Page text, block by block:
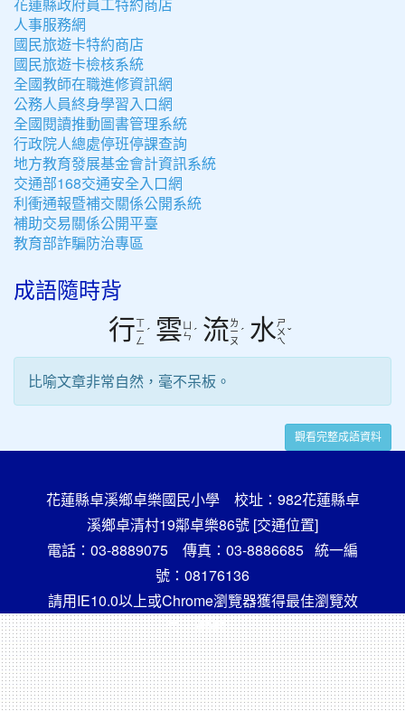
花蓮縣政府員工特約商店
人事服務網
國民旅遊卡特約商店
國民旅遊卡檢核系統
全國教師在職進修資訊網
公務人員終身學習入口網
全國閱讀推動圖書管理系統
行政院人總處停班停課查詢
地方教育發展基金會計資訊系統
交通部168交通安全入口網
利衝通報暨補交關係公開系統
補助交易關係公開平臺
教育部詐騙防治專區
成語隨時背
行ㄒ
ㄧ
ㄥ
ˊ 雲ㄩ
ㄣ ˊ 流ㄌ
ㄧ
ㄡ
ˊ 水ㄕ
ㄨ
ㄟ
ˇ
比喻文章非常自然，毫不呆板。
觀看完整成語資料
花蓮縣卓溪鄉卓樂國民小學 校址：982花蓮縣卓
溪鄉卓清村19鄰卓樂86號 [交通位置]
電話：03-8889075 傳真：03-8886685 統一編
號：08176136
請用IE10.0以上或Chrome瀏覽器獲得最佳瀏覽效
果，謝謝！